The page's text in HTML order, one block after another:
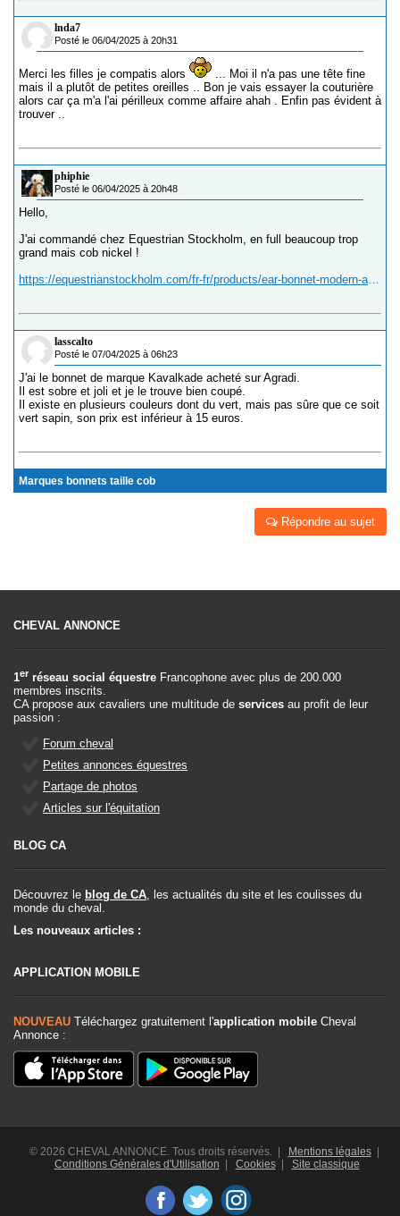
lnda7
Posté le 06/04/2025 à 20h31
Merci les filles je compatis alors
... Moi il n'a pas une tête fine
mais il a plutôt de petites oreilles .. Bon je vais essayer la couturière
alors car ça m'a l'ai périlleux comme affaire ahah . Enfin pas évident à
trouver ..
phiphie
Posté le 06/04/2025 à 20h48
Hello,
J'ai commandé chez Equestrian Stockholm, en full beaucoup trop
grand mais cob nickel !
lasscalto
Posté le 07/04/2025 à 06h23
J'ai le bonnet de marque Kavalkade acheté sur Agradi.
Il est sobre et joli et je le trouve bien coupé.
Il existe en plusieurs couleurs dont du vert, mais pas sûre que ce soit
vert sapin, son prix est inférieur à 15 euros.
Marques bonnets taille cob
Répondre au sujet
CHEVAL ANNONCE
1er réseau social équestre Francophone avec plus de 200.000
membres inscrits.
CA propose aux cavaliers une multitude de services au profit de leur
passion :
Forum cheval
Petites annonces équestres
Partage de photos
Articles sur l'équitation
BLOG CA
Découvrez le blog de CA , les actualités du site et les coulisses du
monde du cheval.
Les nouveaux articles :
APPLICATION MOBILE
NOUVEAU Téléchargez gratuitement l'application mobile Cheval
Annonce :
© 2026 CHEVAL ANNONCE. Tous droits réservés. | Mentions légales|
Conditions Générales d'Utilisation
Cookies| Site classique